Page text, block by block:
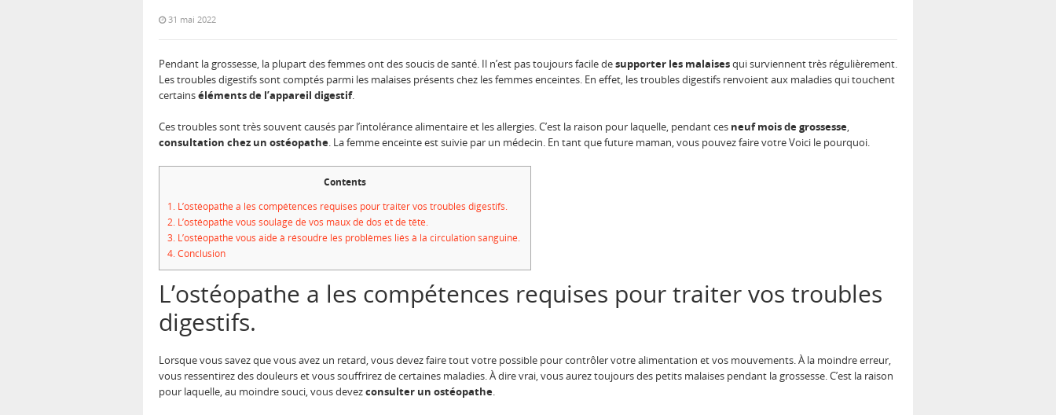
31 mai 2022
Pendant la grossesse, la plupart des femmes ont des soucis de santé. Il n’est pas toujours facile desupporter les malaisesqui surviennent très régulièrement.
Les troubles digestifs sont comptés parmi les malaises présents chez les femmes enceintes. En effet, les troubles digestifs renvoient aux maladies qui touchent
certainséléments de l’appareil digestif.
Ces troubles sont très souvent causés par l’intolérance alimentaire et les allergies. C’est la raison pour laquelle, pendant ces neuf mois de grossesse,
consultation chez un ostéopathe. La femme enceinte est suivie par un médecin. En tant que future maman, vous pouvez faire votre Voici le pourquoi.
Contents
1. L’ostéopathe a les compétences requises pour traiter vos troubles digestifs.
2. L’ostéopathe vous soulage de vos maux de dos et de tête.
3. L’ostéopathe vous aide à résoudre les problèmes liés à la circulation sanguine.
4.Conclusion
L’ostéopathe a les compétences requises pour traiter vos troubles
digestifs.
Lorsque vous savez que vous avez un retard, vous devez faire tout votre possible pour contrôler votre alimentation et vos mouvements. À la moindre erreur,
vous ressentirez des douleurs et vous souffrirez de certaines maladies. À dire vrai, vous aurez toujours des petits malaises pendant la grossesse. C’est la raison
pour laquelle, au moindre souci, vous devezconsulter un ostéopathe.